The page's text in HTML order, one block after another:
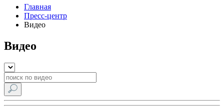
Главная
Пресс-центр
Видео
Видео